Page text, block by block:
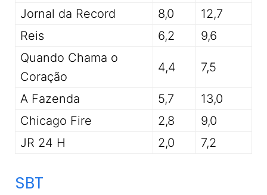
Jornal da Record
8,0
12,7
Reis
6,2
9,6
Quando Chama o
Coração
4,4 7,5
A Fazenda 5,7
13,0
Chicago Fire
2,8
9,0
JR 24 H
2,0 7,2
SBT